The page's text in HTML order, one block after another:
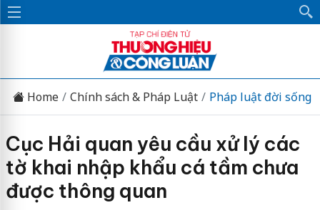
Home Chính sách & Pháp Luật Pháp luật đời sống
Cục Hải quan yêu cầu xử lý các
tờ khai nhập khẩu cá tầm chưa
được thông quan